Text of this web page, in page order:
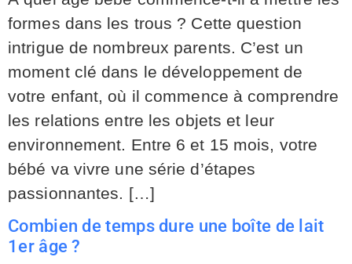
formes dans les trous ? Cette question
intrigue de nombreux parents. C’est un
moment clé dans le développement de
votre enfant, où il commence à comprendre
les relations entre les objets et leur
environnement. Entre 6 et 15 mois, votre
bébé va vivre une série d’étapes
passionnantes. […]
Combien de temps dure une boîte de lait
1er âge ?